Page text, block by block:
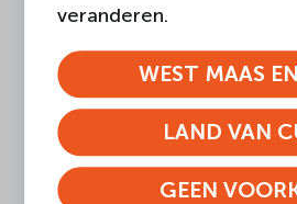
veranderen.
WEST MAAS
LAND VAN
GEEN